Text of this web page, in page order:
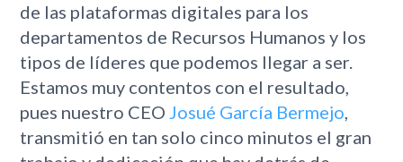
de las plataformas digitales para los
departamentos de Recursos Humanos y los
tipos de líderes que podemos llegar a ser.
Estamos muy contentos con el resultado,
pues nuestro CEOJosué García Bermejo,
transmitió en tan solo cinco minutos el gran